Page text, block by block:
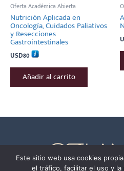
Oferta Académica Abierta
Nutrición Aplicada en
Oncología, Cuidados Paliativos
y Resecciones
Gastrointestinales
USD80
Añadir al carrito
Este sitio web usa cookies
el tráfico, facilitar el uso y la